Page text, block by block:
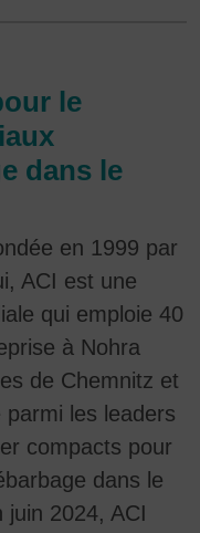
le
dans le
en 1999 par
ACI est une
qui emploie 40
à Nohra
de Chemnitz et
les leaders
compacts pour
dans le
2024, ACI